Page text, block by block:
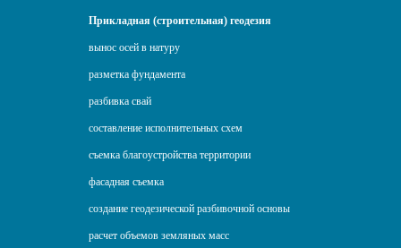
Прикладная (строительная) геодезия
вынос осей в натуру
разметка фундамента
разбивка свай
составление исполнительных схем
съемка благоустройства территории
фасадная съемка
создание геодезической разбивочной основы
расчет объемов земляных масс